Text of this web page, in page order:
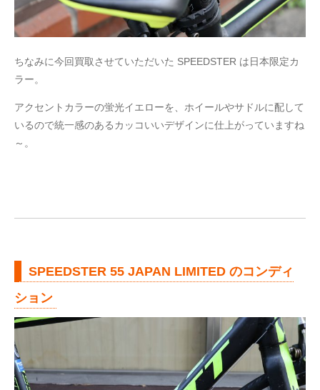
ちなみに今回買取させていただいた SPEEDSTER は日本限定カ
ラー。
アクセントカラーの蛍光イエローを、ホイールやサドルに配して
いるので統一感のあるカッコいいデザインに仕上がっていますね
～。
SPEEDSTER 55 JAPAN LIMITED のコンディ
ション